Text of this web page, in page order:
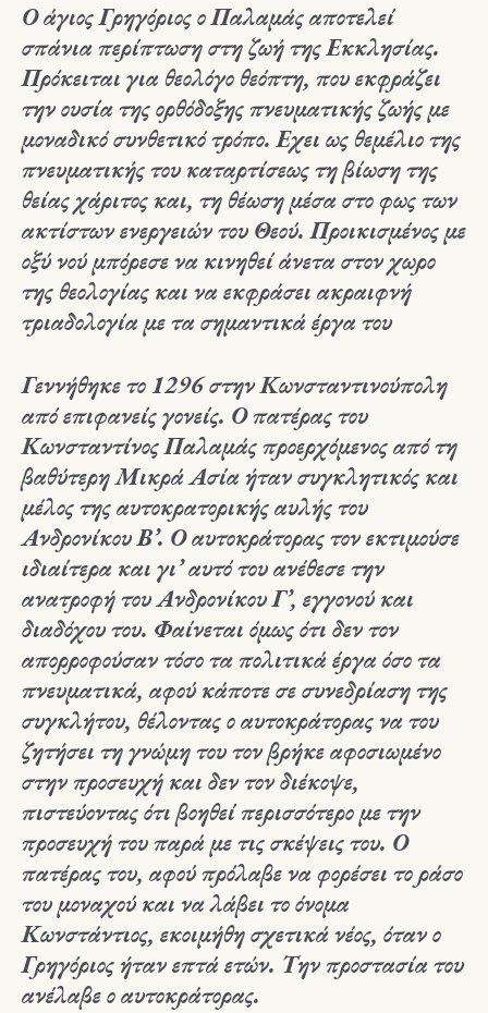
Ο άγιος Γρηγόριος ο Παλαμάς αποτελεί
σπάνια περίπτωση στη ζωή της Εκκλησίας.
Πρόκειται για θεολόγο θεόπτη, που εκφράζει
την ουσία της ορθόδοξης πνευματικής ζωής με
μοναδικό συνθετικό τρόπο. Εχει ως θεμέλιο της
πνευματικής του καταρτίσεως τη βίωση της
θείας χάριτος και, τη θέωση μέσα στο φως των
ακτίστων ενεργειών του Θεού. Προικισμένος με
οξύ νού μπόρεσε να κινηθεί άνετα στον χωρο
της θεολογίας και να εκφράσει ακραιφνή
τριαδολογία με τα σημαντικά έργα του
Γεννήθηκε το 1296 στην Κωνσταντινούπολη
από επιφανείς γονείς. Ο πατέρας του
Κωνσταντίνος Παλαμάς προερχόμενος από τη
βαθύτερη Μικρά Ασία ήταν συγκλητικός και
μέλος της αυτοκρατορικής αυλής του
Ανδρονίκου Β’. Ο αυτοκράτορας τον εκτιμούσε
ιδιαίτερα και γι’ αυτό του ανέθεσε την
ανατροφή του Ανδρονίκου Γ’, εγγονού και
διαδόχου του. Φαίνεται όμως ότι δεν τον
απορροφούσαν τόσο τα πολιτικά έργα όσο τα
πνευματικά, αφού κάποτε σε συνεδρίαση της
συγκλήτου, θέλοντας ο αυτοκράτορας να του
ζητήσει τη γνώμη του τον βρήκε αφοσιωμένο
στην προσευχή και δεν τον διέκοψε,
πιστεύοντας ότι βοηθεί περισσότερο με την
προσευχή του παρά με τις σκέψεις του. Ο
πατέρας του, αφού πρόλαβε να φορέσει το ράσο
του μοναχού και να λάβει το όνομα
Κωνστάντιος, εκοιμήθη σχετικά νέος, όταν ο
Γρηγόριος ήταν επτά ετών. Την προστασία του
ανέλαβε ο αυτοκράτορας.